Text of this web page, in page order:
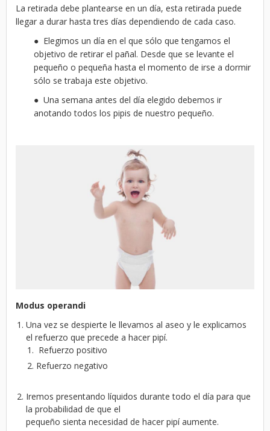
La retirada debe plantearse en un día, esta retirada puede
llegar a durar hasta tres días dependiendo de cada caso.
● Elegimos un día en el que sólo que tengamos el
objetivo de retirar el pañal. Desde que se levante el
pequeño o pequeña hasta el momento de irse a dormir
sólo se trabaja este objetivo.
● Una semana antes del día elegido debemos ir
anotando todos los pipis de nuestro pequeño.
Modus operandi
Una vez se despierte le llevamos al aseo y le explicamos
el refuerzo que precede a hacer pipí.
Refuerzo positivo
Refuerzo negativo
Iremos presentando líquidos durante todo el día para que
la probabilidad de que el
pequeño sienta necesidad de hacer pipí aumente.